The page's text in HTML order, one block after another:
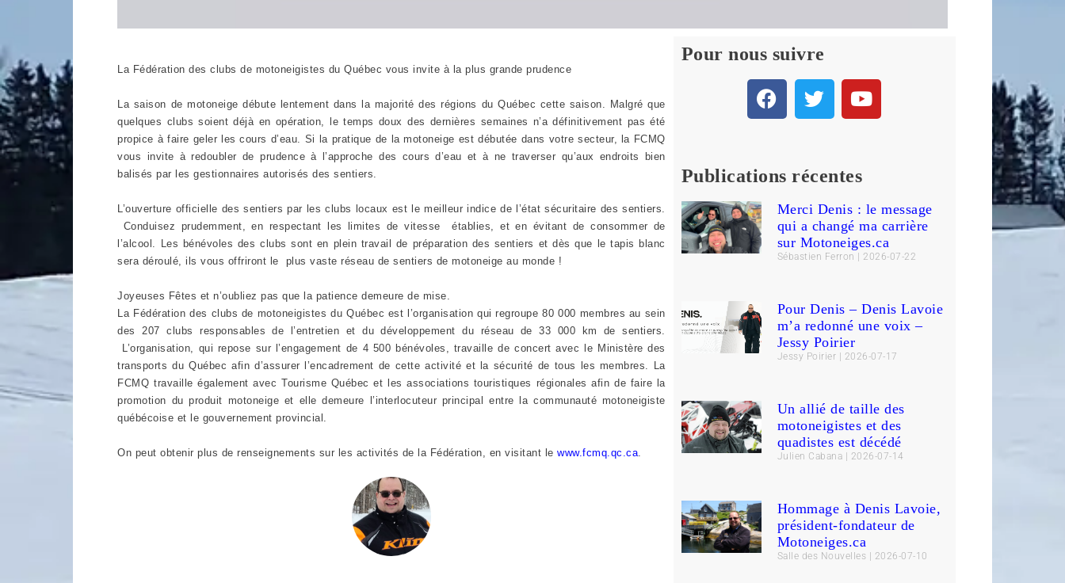
La Fédération des clubs de motoneigistes du Québec vous invite à la plus grande prudence
La saison de motoneige débute lentement dans la majorité des régions du Québec cette saison. Malgré que
quelques clubs soient déjà en opération, le temps doux des dernières semaines n’a définitivement pas été
propice à faire geler les cours d’eau. Si la pratique de la motoneige est débutée dans votre secteur, la FCMQ
vous invite à redoubler de prudence à l’approche des cours d’eau et à ne traverser qu’aux endroits bien
balisés par les gestionnaires autorisés des sentiers.
L’ouverture officielle des sentiers par les clubs locaux est le meilleur indice de l’état sécuritaire des sentiers.
Conduisez prudemment, en respectant les limites de vitesse établies, et en évitant de consommer de
l’alcool. Les bénévoles des clubs sont en plein travail de préparation des sentiers et dès que le tapis blanc
sera déroulé, ils vous offriront le plus vaste réseau de sentiers de motoneige au monde !
Joyeuses Fêtes et n’oubliez pas que la patience demeure de mise.
La Fédération des clubs de motoneigistes du Québec est l’organisation qui regroupe 80 000 membres au sein
des 207 clubs responsables de l’entretien et du développement du réseau de 33 000 km de sentiers.
L’organisation, qui repose sur l’engagement de 4 500 bénévoles, travaille de concert avec le Ministère des
transports du Québec afin d’assurer l’encadrement de cette activité et la sécurité de tous les membres. La
FCMQ travaille également avec Tourisme Québec et les associations touristiques régionales afin de faire la
promotion du produit motoneige et elle demeure l’interlocuteur principal entre la communauté motoneigiste
québécoise et le gouvernement provincial.
On peut obtenir plus de renseignements sur les activités de la Fédération, en visitant lewww.fcmq.qc.ca
Pour nous suivre
Publications récentes
Merci Denis : le message
qui a changé ma carrière
sur Motoneiges.ca
Sébastien Ferron 2026-07-22
Pour Denis – Denis Lavoie
m’a redonné une voix –
Jessy Poirier
Jessy Poirier 2026-07-17
Un allié de taille des
motoneigistes et des
quadistes est décédé
Julien Cabana 2026-07-14
Hommage à Denis Lavoie,
président-fondateur de
Motoneiges.ca
Salle des Nouvelles 2026-07-10